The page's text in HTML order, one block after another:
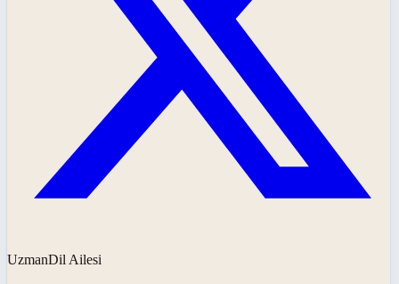
UzmanDil Ailesi